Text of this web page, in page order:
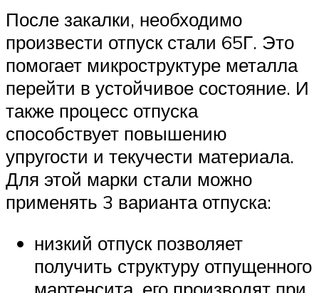
После закалки, необходимо
произвести отпуск стали 65Г. Это
помогает микроструктуре металла
перейти в устойчивое состояние. И
также процесс отпуска
способствует повышению
упругости и текучести материала.
Для этой марки стали можно
применять 3 варианта отпуска:
низкий отпуск позволяет
получить структуру отпущенного